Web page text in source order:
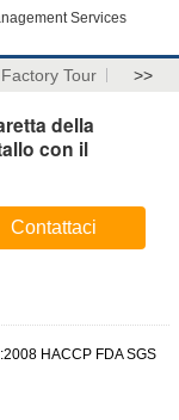
Services
Factory Tour >>
della
con il
Contattaci
HACCP FDA SGS